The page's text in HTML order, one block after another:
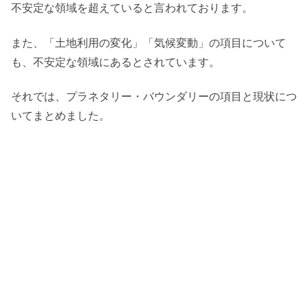
不安定な領域を超えていると言われております。
また、「土地利用の変化」「気候変動」の項目について
も、不安定な領域にあるとされています。
それでは、プラネタリー・バウンダリーの項目と現状につ
いてまとめました。